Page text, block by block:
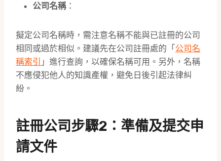
公司名稱：
擬定公司名稱時，需注意名稱不能與已註冊的公司
相同或過於相似。建議先在公司註冊處的「 公司名
稱索引 」進行查詢，以確保名稱可用。另外，名稱
不應侵犯他人的知識產權，避免日後引起法律糾
紛。
註冊公司步驟2：準備及提交申
請文件